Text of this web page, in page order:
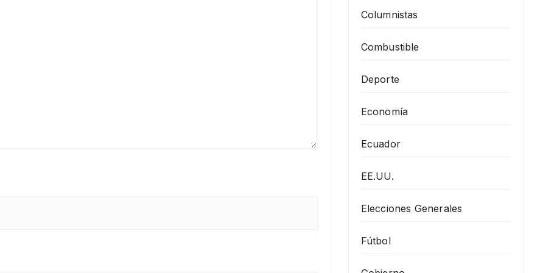
Columnistas
Combustible
Deporte
Economía
Ecuador
EE.UU.
Elecciones Generales
Fútbol